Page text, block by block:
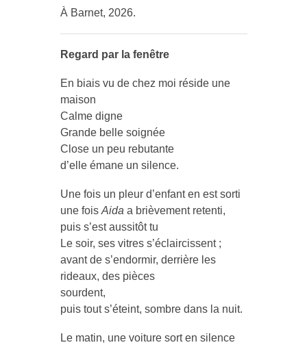
À Barnet, 2026.
Regard par la fenêtre
En biais vu de chez moi réside une
maison
Calme digne
Grande belle soignée
Close un peu rebutante
d’elle émane un silence.
Une fois un pleur d’enfant en est sorti
une fois Aida a brièvement retenti,
puis s’est aussitôt tu
Le soir, ses vitres s’éclaircissent ;
avant de s’endormir, derrière les
rideaux, des pièces
sourdent,
puis tout s’éteint, sombre dans la nuit.
Le matin, une voiture sort en silence